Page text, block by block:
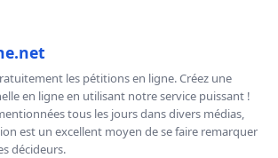
les pétitions en ligne. Créez une
en ligne en utilisant notre service puissant !
tous les jours dans divers médias,
est un excellent moyen de se faire remarquer
décideurs.